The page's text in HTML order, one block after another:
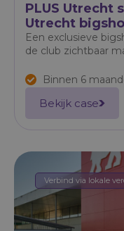
PLUS Utrecht
Utrecht
Een exclusieve
de club zichtbaar
Binnen 6
Bekijk case
Verbind via lokale